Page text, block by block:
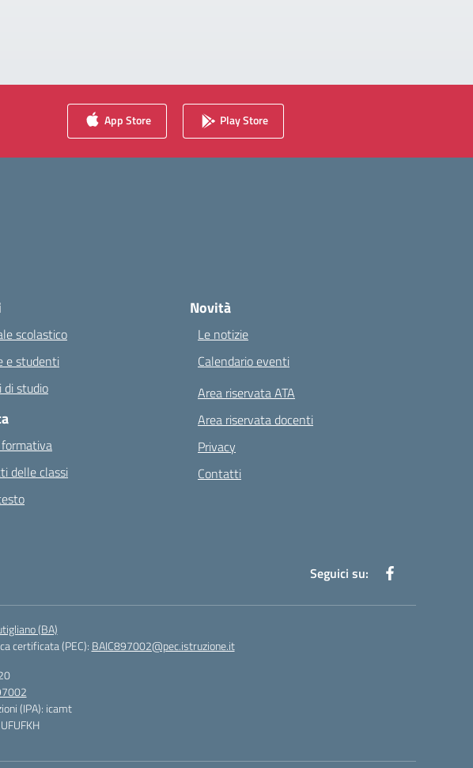
App Store Play Store
scolastico
e studenti
di studio
delle classi
Novità
Le notizie
Calendario eventi
Area riservata ATA
Area riservata docenti
Privacy
Contatti
Seguici su:
(BA)
certificata (PEC): BAIC897002@pec.istruzione.it
(IPA): icamt